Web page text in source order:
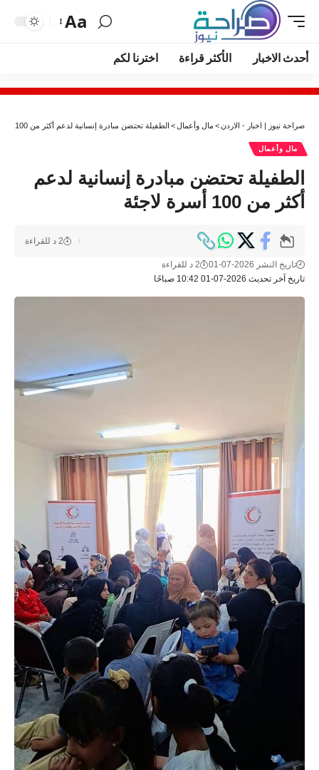
Aa
أحدث الاخبار الأكثر قراءة اخترنا لكم
صراحة نيوز | اخبار - الاردن> مال وأعمال > الطفيلة تحتضن مبادرة إنسانية لدعم أكثر من 100 أسرة لاجئة
مال وأعمال
الطفيلة تحتضن مبادرة إنسانية لدعم
أكثر من 100 أسرة لاجئة
تاريخ آخر تحديث 2026-07-01 10:42 صباحًا
تاريخ النشر 2026-07-01 2 د للقراءة
2 د للقراءة